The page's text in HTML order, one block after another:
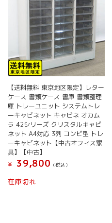
【送料無料 東京地区限定】レター
ケース 書類ケース 書庫 書類整理
庫 トレーユニット システムトレ
ーキャビネット キャビネ オカム
ラ 42シリーズ クリスタルキャビ
ネット A4対応 3列 コンビ型 トレ
ーキャビネット【中古オフィス家
具】【中古】
¥
39,800 (税込）
在庫切れ